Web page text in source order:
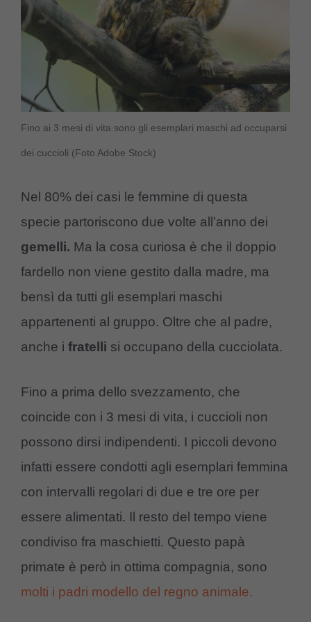
Fino ai 3 mesi di vita sono gli esemplari maschi ad occuparsi
dei cuccioli (Foto Adobe Stock)
Nel 80% dei casi le femmine di questa
specie partoriscono due volte all’anno dei
gemelli. Ma la cosa curiosa è che il doppio
fardello non viene gestito dalla madre, ma
bensì da tutti gli esemplari maschi
appartenenti al gruppo. Oltre che al padre,
anche i fratelli si occupano della cucciolata.
Fino a prima dello svezzamento, che
coincide con i 3 mesi di vita, i cuccioli non
possono dirsi indipendenti. I piccoli devono
infatti essere condotti agli esemplari femmina
con intervalli regolari di due e tre ore per
essere alimentati. Il resto del tempo viene
condiviso fra maschietti. Questo papà
primate è però in ottima compagnia, sono
molti i padri modello del regno animale.